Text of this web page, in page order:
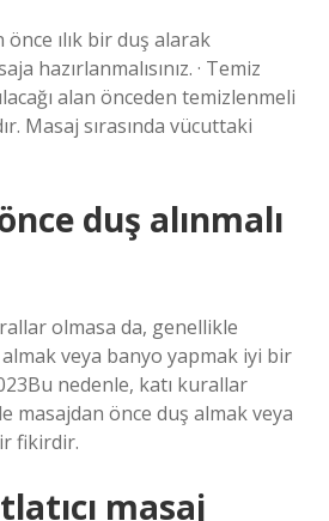
ılık bir duş alarak
hazırlanmalısınız. · Temiz
alan önceden temizlenmeli
Masaj sırasında vücuttaki
duş alınmalı
olmasa da, genellikle
veya banyo yapmak iyi bir
nedenle, katı kurallar
masajdan önce duş almak veya
fikirdir.
masaj